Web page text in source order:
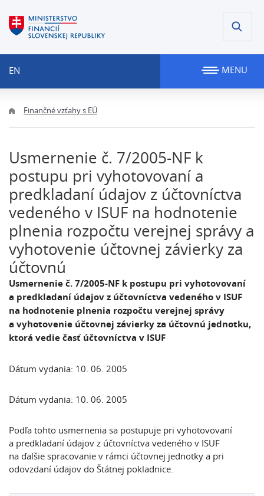
EN MENU
Finančné vzťahy s EÚ
Usmernenie č. 7/2005-NF k
postupu pri vyhotovovaní a
predkladaní údajov z účtovníctva
vedeného v ISUF na hodnotenie
plnenia rozpočtu verejnej správy a
vyhotovenie účtovnej závierky za
účtovnú
Usmernenie č. 7/2005-NF k postupu pri vyhotovovaní
a predkladaní údajov z účtovníctva vedeného v ISUF
na hodnotenie plnenia rozpočtu verejnej správy
a vyhotovenie účtovnej závierky za účtovnú jednotku,
ktorá vedie časť účtovníctva v ISUF
Dátum vydania: 10. 06. 2005
Dátum vydania: 10. 06. 2005
Podľa tohto usmernenia sa postupuje pri vyhotovovaní
a predkladaní údajov z účtovníctva vedeného v ISUF
na ďalšie spracovanie v rámci účtovnej jednotky a pri
odovzdaní údajov do Štátnej pokladnice.